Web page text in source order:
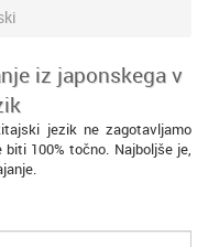
iz japonskega v
jezik ne zagotavljamo
100% točno. Najboljše je,